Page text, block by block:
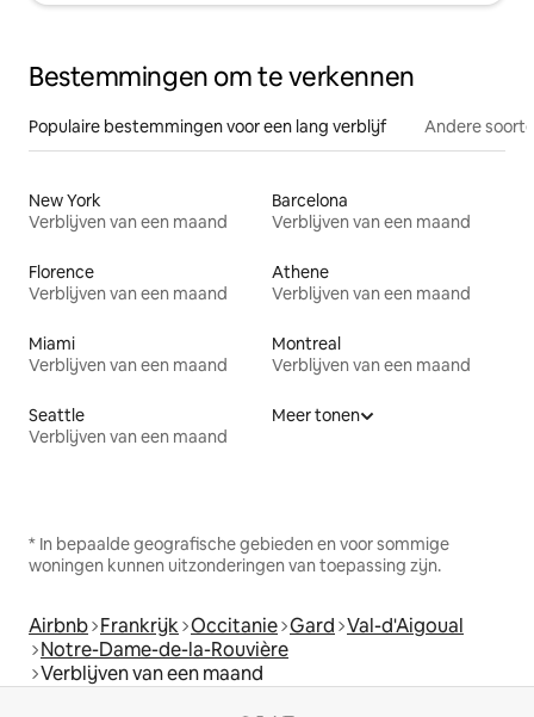
Bestemmingen om te verkennen
Populaire bestemmingen voor een lang verblijf Andere
New York
Verblijven van een maand
Barcelona
Verblijven van een maand
Florence
Verblijven van een maand
Athene
Verblijven van een maand
Miami
Verblijven van een maand
Montreal
Verblijven van een maand
Seattle
Verblijven van een maand
Meer tonen
* In bepaalde geografische gebieden en voor sommige
woningen kunnen uitzonderingen van toepassing zijn.
Airbnb Frankrijk Occitanie Gard Val-d'Aigoual
Notre-Dame-de-la-Rouvière
Verblijven van een maand